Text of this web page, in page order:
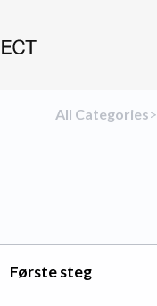
All Categories​>​
Første steg